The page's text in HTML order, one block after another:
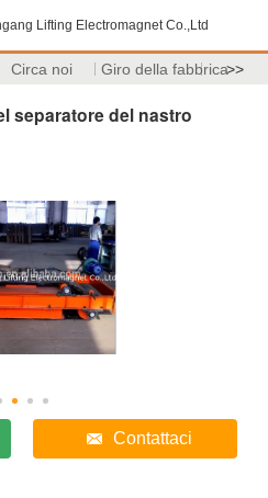
Lifting Electromagnet Co.,Ltd
Circa noi Giro della fabbrica>>
separatore del nastro
Contattaci